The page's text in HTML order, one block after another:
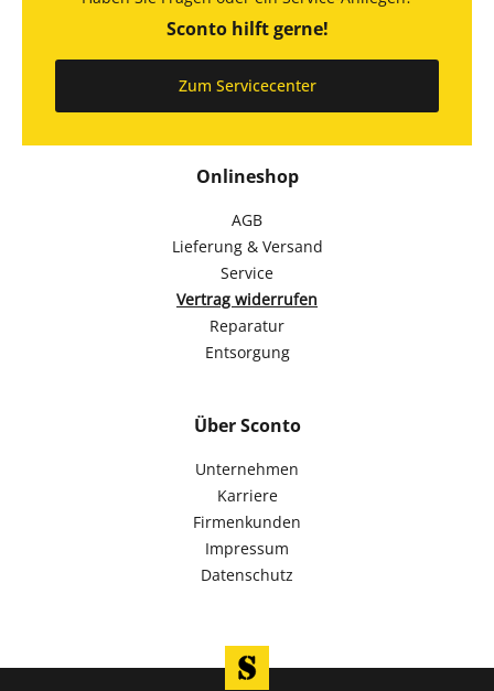
Onlineshop
AGB
Lieferung & Versand
Service
Vertrag widerrufen
Reparatur
Entsorgung
Über Sconto
Unternehmen
Karriere
Firmenkunden
Impressum
Datenschutz
Sconto hilft gerne!
Zum Servicecenter